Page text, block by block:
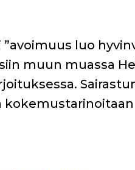
luo
muun muassa